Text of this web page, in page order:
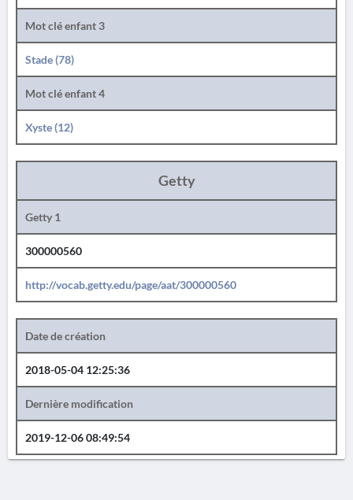
Mot clé enfant 3
Stade (78)
Mot clé enfant 4
Xyste (12)
Getty
Getty 1
300000560
http://vocab.getty.edu/page/aat/300000560
Date de création
2018-05-04 12:25:36
Dernière modification
2019-12-06 08:49:54